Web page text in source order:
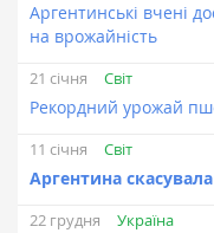
Аргентинські вчені
на врожайність
21 січня Світ
Рекордний урожай
11 січня Світ
Аргентина
22 грудня Україна